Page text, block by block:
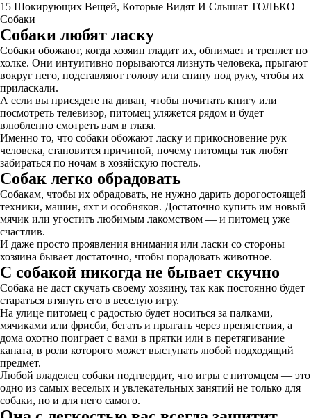
15 Шокирующих Вещей, Которые Видят И Слышат ТОЛЬКО
Собаки
Собаки любят ласку
Собаки обожают, когда хозяин гладит их, обнимает и треплет по
холке. Они интуитивно порываются лизнуть человека, прыгают
вокруг него, подставляют голову или спину под руку, чтобы их
приласкали.
А если вы присядете на диван, чтобы почитать книгу или
посмотреть телевизор, питомец уляжется рядом и будет
влюбленно смотреть вам в глаза.
Именно то, что собаки обожают ласку и прикосновение рук
человека, становится причиной, почему питомцы так любят
забираться по ночам в хозяйскую постель.
Собак легко обрадовать
Собакам, чтобы их обрадовать, не нужно дарить дорогостоящей
техники, машин, яхт и особняков. Достаточно купить им новый
мячик или угостить любимым лакомством — и питомец уже
счастлив.
И даже просто проявления внимания или ласки со стороны
хозяина бывает достаточно, чтобы порадовать животное.
С собакой никогда не бывает скучно
Собака не даст скучать своему хозяину, так как постоянно будет
стараться втянуть его в веселую игру.
На улице питомец с радостью будет носиться за палками,
мячиками или фрисби, бегать и прыгать через препятствия, а
дома охотно поиграет с вами в прятки или в перетягивание
каната, в роли которого может выступать любой подходящий
предмет.
Любой владелец собаки подтвердит, что игры с питомцем — это
одно из самых веселых и увлекательных занятий не только для
собаки, но и для него самого.